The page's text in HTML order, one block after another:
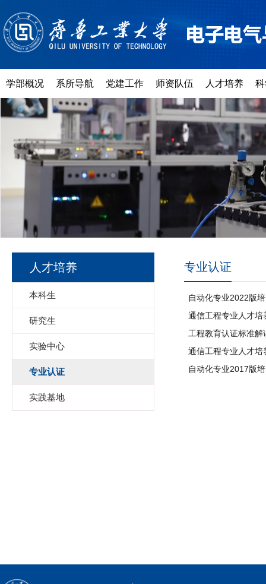
学部概况 系所导航 党建工作 师资队伍 人才培养
人才培养
本科生
研究生
实验中心
专业认证
实践基地
专业认证
自动化专业2022版
通信工程专业人才
工程教育认证标准
通信工程专业人才
自动化专业2017版